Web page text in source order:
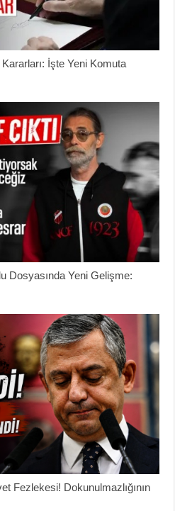
Kararları: İşte Yeni Komuta
Dosyasında Yeni Gelişme:
Fezlekesi! Dokunulmazlığının